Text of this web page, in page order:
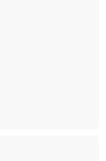
önerisi
Kurumu (TODDK)